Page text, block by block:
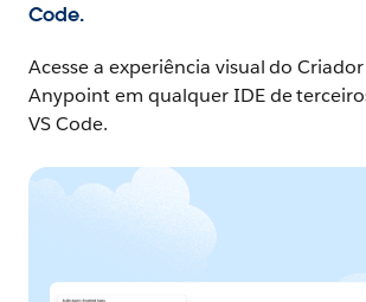
Code.
Acesse a experiência visual do
Anypoint em qualquer IDE de
VS Code.